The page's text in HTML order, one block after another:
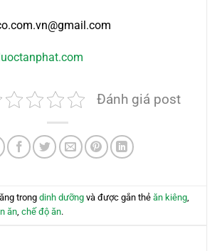
Đánh giá post
trongdinh dưỡng và được gắn thẻăn kiêng,
ăn,chế độ ăn.